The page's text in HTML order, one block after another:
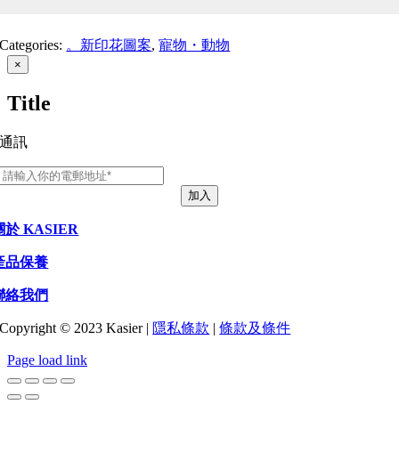
Categories: 。新印花圖案,寵物・動物
Close
product
view
×
Title
通訊
加入
於 KASIER
品保養
絡我們
Copyright © 2023 Kasier | 隱私條款 |條款及條件
Page load link